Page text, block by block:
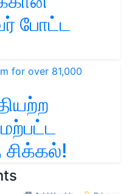
போட்ட
சிக்கல்!